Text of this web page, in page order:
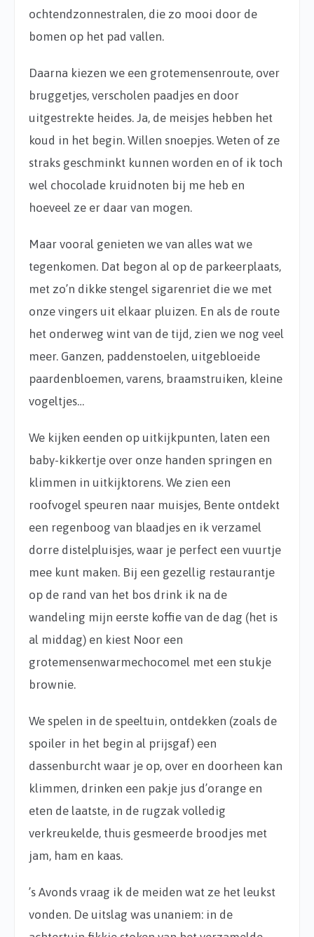
ochtendzonnestralen, die zo mooi door de
bomen op het pad vallen.
Daarna kiezen we een grotemensenroute, over
bruggetjes, verscholen paadjes en door
uitgestrekte heides. Ja, de meisjes hebben het
koud in het begin. Willen snoepjes. Weten of ze
straks geschminkt kunnen worden en of ik toch
wel chocolade kruidnoten bij me heb en
hoeveel ze er daar van mogen.
Maar vooral genieten we van alles wat we
tegenkomen. Dat begon al op de parkeerplaats,
met zo’n dikke stengel sigarenriet die we met
onze vingers uit elkaar pluizen. En als de route
het onderweg wint van de tijd, zien we nog veel
meer. Ganzen, paddenstoelen, uitgebloeide
paardenbloemen, varens, braamstruiken, kleine
vogeltjes…
We kijken eenden op uitkijkpunten, laten een
baby-kikkertje over onze handen springen en
klimmen in uitkijktorens. We zien een
roofvogel speuren naar muisjes, Bente ontdekt
een regenboog van blaadjes en ik verzamel
dorre distelpluisjes, waar je perfect een vuurtje
mee kunt maken. Bij een gezellig restaurantje
op de rand van het bos drink ik na de
wandeling mijn eerste koffie van de dag (het is
al middag) en kiest Noor een
grotemensenwarmechocomel met een stukje
brownie.
We spelen in de speeltuin, ontdekken (zoals de
spoiler in het begin al prijsgaf) een
dassenburcht waar je op, over en doorheen kan
klimmen, drinken een pakje jus d’orange en
eten de laatste, in de rugzak volledig
verkreukelde, thuis gesmeerde broodjes met
jam, ham en kaas.
’s Avonds vraag ik de meiden wat ze het leukst
vonden. De uitslag was unaniem: in de